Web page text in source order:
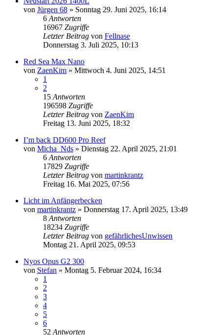
von Jürgen 68 » Sonntag 29. Juni 2025, 16:14
6 Antworten
16967 Zugriffe
Letzter Beitrag von Fellnase
Donnerstag 3. Juli 2025, 10:13
Red Sea Max Nano
von ZaenKim » Mittwoch 4. Juni 2025, 14:51
1
2
15 Antworten
196598 Zugriffe
Letzter Beitrag von ZaenKim
Freitag 13. Juni 2025, 18:32
I’m back DD600 Pro Reef
von Micha_Nds » Dienstag 22. April 2025, 21:01
6 Antworten
17829 Zugriffe
Letzter Beitrag von martinkrantz
Freitag 16. Mai 2025, 07:56
Licht im Anfängerbecken
von martinkrantz » Donnerstag 17. April 2025, 13:49
8 Antworten
18234 Zugriffe
Letzter Beitrag von gefährlichesUnwissen
Montag 21. April 2025, 09:53
Nyos Opus G2 300
von Stefan » Montag 5. Februar 2024, 16:34
1
2
3
4
5
6
52 Antworten